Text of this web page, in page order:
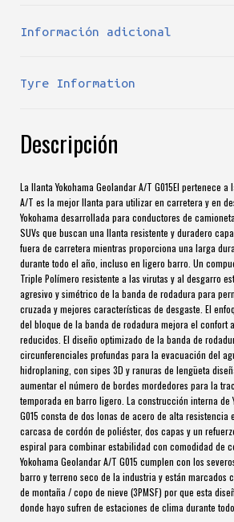
Información adicional
Tyre Information
Descripción
La llanta Yokohama Geolandar A/T G015El pertenece
A/T es la mejor llanta para utilizar en carretera y en
Yokohama desarrollada para conductores de
SUVs que buscan una llanta resistente y duradero
fuera de carretera mientras proporciona una larga
durante todo el año, incluso en ligero barro. Un
Triple Polímero resistente a las virutas y al desgarro
agresivo y simétrico de la banda de rodadura para
cruzada y mejores características de desgaste. El
del bloque de la banda de rodadura mejora el confort
reducidos. El diseño optimizado de la banda de
circunferenciales profundas para la evacuación del
hidroplaning, con sipes 3D y ranuras de lengüeta
aumentar el número de bordes mordedores para la
temporada en barro ligero. La construcción interna de
G015 consta de dos lonas de acero de alta resistencia
carcasa de cordón de poliéster, dos capas y un
espiral para combinar estabilidad con comodidad de
Yokohama Geolandar A/T G015 cumplen con los
barro y terreno seco de la industria y están marcados
de montaña / copo de nieve (3PMSF) por que esta
donde hayo sufren de estaciones de clima durante